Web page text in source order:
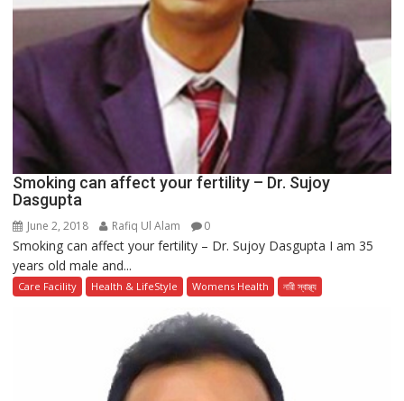
Smoking can affect your fertility – Dr. Sujoy
Dasgupta
June 2, 2018 Rafiq Ul Alam 0
Smoking can affect your fertility – Dr. Sujoy Dasgupta I am 35
years old male and...
Care Facility Health & LifeStyle Womens Health নারী স্বাস্থ্য